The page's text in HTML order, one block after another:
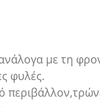
με τη
φυλές.